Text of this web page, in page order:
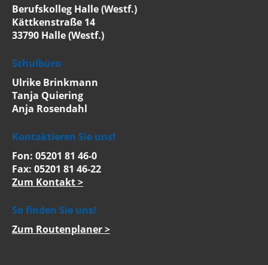
Berufskolleg Halle (Westf.)
Kättkenstraße 14
33790 Halle (Westf.)
Schulbüro
Ulrike Brinkmann
Tanja Quiering
Anja Rosendahl
Kontaktieren Sie uns!
Fon: 05201 81 46-0
Fax: 05201 81 46-22
Zum Kontakt >
So finden Sie uns!
Zum Routenplaner >